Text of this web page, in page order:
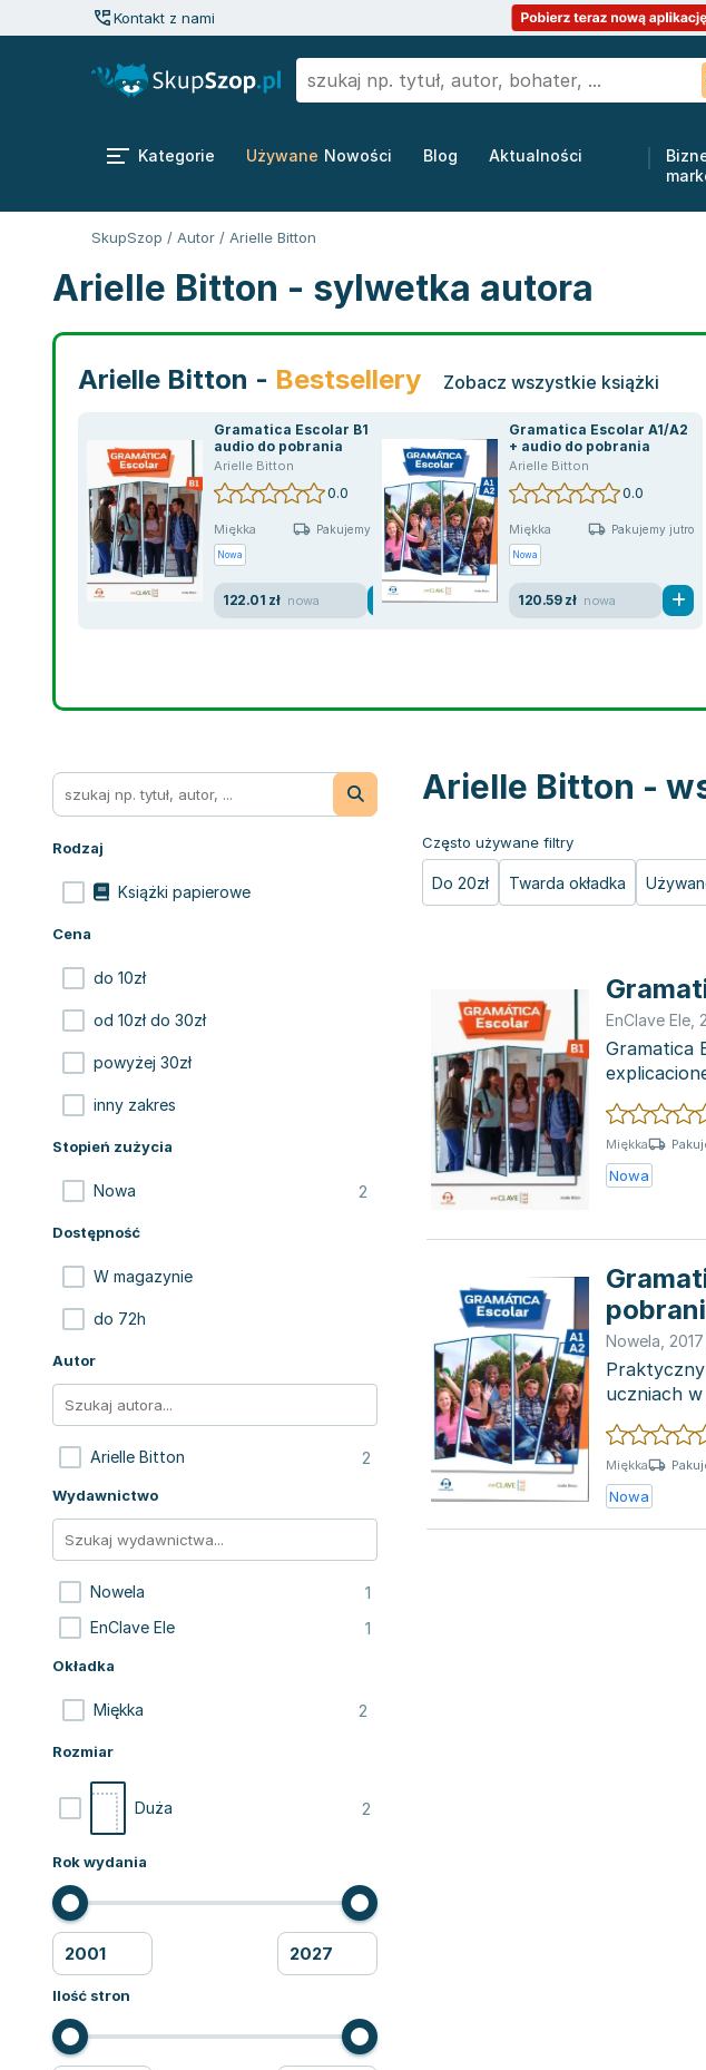
Kontakt z nami
Kategorie Używane Nowości Blog Aktualności
SkupSzop / Autor / Arielle Bitton
Arielle Bitton - sylwetka autora
Arielle Bitton - Bestsellery Zobacz wszystkie książki
Gramatica Escolar B1 +
audio do pobrania
Arielle Bitton
0.0
Miękka Pakujemy jutro
Nowa
122.01 zł nowa
Gramatica Escolar A1/A2
+ audio do pobrania
Arielle Bitton
0.0
Miękka Pakujemy jutro
Nowa
120.59 zł nowa
Rodzaj
Książki papierowe
Cena
do 10zł
od 10zł do 30zł
powyżej 30zł
inny zakres
Stopień zużycia
Nowa 2
Dostępność
W magazynie
do 72h
Autor
Arielle Bitton 2
Wydawnictwo
Nowela 1
EnClave Ele 1
Okładka
Miękka 2
Rozmiar
Duża 2
Rok wydania
Ilość stron
Arielle Bitton -
Często używane filtry
Do 20zł Twarda okładka
EnClave Ele
Gramatica
preparan
Miękka
Nowa
Nowela 2017
uczniach
wyjaśnienia
Miękka
Nowa